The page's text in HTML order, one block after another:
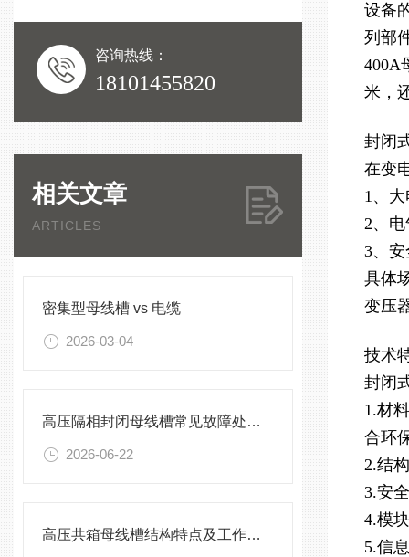
咨询热线：
18101455820
相关文章
ARTICLES
密集型母线槽 vs 电缆
2026-03-04
高压隔相封闭母线槽常见故障处理方案
2026-06-22
高压共箱母线槽结构特点及工作原理
设备
列部
400A
米，
封闭
在变
1、
2、
3、
具体
变压
技术
封闭
1.材
合环
2.结
3.安
4.模
5.信